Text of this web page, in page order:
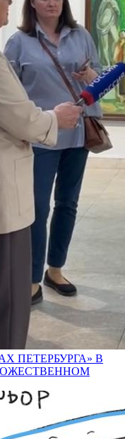
ПЕТЕРБУРГА» В